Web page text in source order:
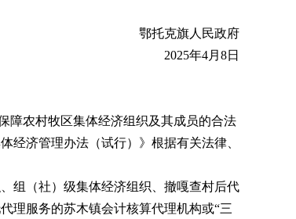
鄂托克旗人民政府
2025年4月8日
农村牧区集体经济组织及其成员的合法
经济管理办法（试行）》根据有关法律、
组（社）级集体经济组织、撤嘎查村后代
理服务的苏木镇会计核算代理机构或“三